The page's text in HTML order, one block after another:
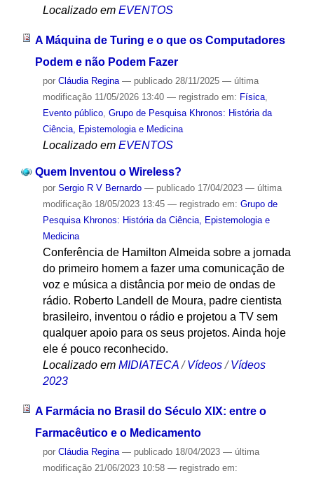
Localizado em EVENTOS
A Máquina de Turing e o que os Computadores
Podem e não Podem Fazer
por Cláudia Regina — publicado28/11/2025 — última
modificação11/05/2026 13:40 — registrado em: Física,
Evento público, Grupo de Pesquisa Khronos: História da
Ciência, Epistemologia e Medicina
Localizado em EVENTOS
Quem Inventou o Wireless?
por Sergio R V Bernardo — publicado17/04/2023 — última
modificação18/05/2023 13:45 — registrado em: Grupo de
Pesquisa Khronos: História da Ciência, Epistemologia e
Medicina
Conferência de Hamilton Almeida sobre a jornada
do primeiro homem a fazer uma comunicação de
voz e música a distância por meio de ondas de
rádio. Roberto Landell de Moura, padre cientista
brasileiro, inventou o rádio e projetou a TV sem
qualquer apoio para os seus projetos. Ainda hoje
ele é pouco reconhecido.
Localizado em MIDIATECA /Vídeos /Vídeos
2023
A Farmácia no Brasil do Século XIX: entre o
Farmacêutico e o Medicamento
por Cláudia Regina — publicado18/04/2023 — última
modificação21/06/2023 10:58 — registrado em: